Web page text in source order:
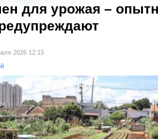
для урожая –
2026 12:15